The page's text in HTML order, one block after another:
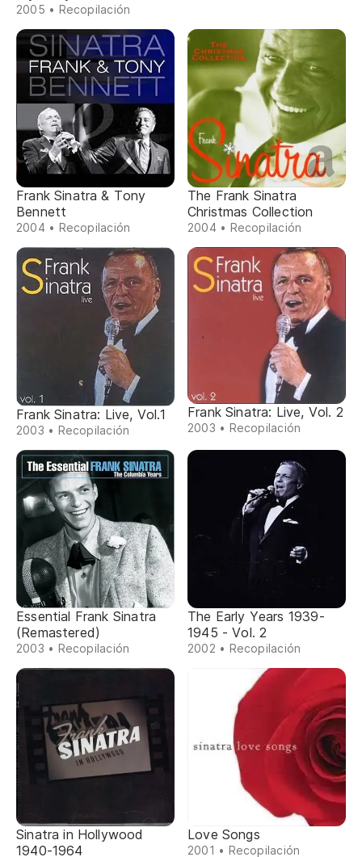
2005 • Recopilación
Frank Sinatra & Tony
Bennett
2004 • Recopilación
The Frank Sinatra
Christmas Collection
2004 • Recopilación
Frank Sinatra: Live, Vol.1
2003 • Recopilación
Frank Sinatra: Live, Vol. 2
2003 • Recopilación
Essential Frank Sinatra
(Remastered)
2003 • Recopilación
The Early Years 1939-
1945 - Vol. 2
2002 • Recopilación
Sinatra in Hollywood
1940-1964
Love Songs
2001 • Recopilación